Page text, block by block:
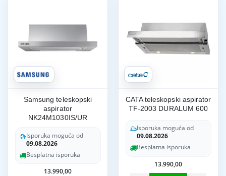
Samsung teleskopski
aspirator
NK24M1030IS/UR
Isporuka moguća od
09.08.2026
Besplatna isporuka
13.990,00
CATA teleskopski aspirator
TF-2003 DURALUM 600
Isporuka moguća od
09.08.2026
Besplatna isporuka
13.990,00